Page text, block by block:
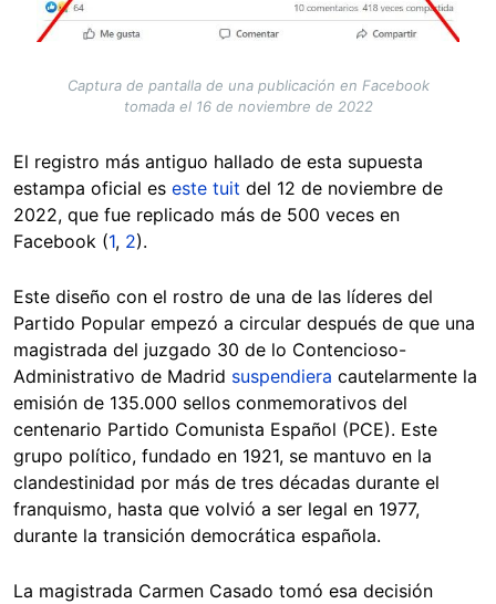
Captura de pantalla de una publicación en Facebook
tomada el 16 de noviembre de 2022
El registro más antiguo hallado de esta supuesta
estampa oficial es este tuit del 12 de noviembre de
2022, que fue replicado más de 500 veces en
Facebook (1, 2).
Este diseño con el rostro de una de las líderes del
Partido Popular empezó a circular después de que una
magistrada del juzgado 30 de lo Contencioso-
Administrativo de Madrid suspendiera cautelarmente la
emisión de 135.000 sellos conmemorativos del
centenario Partido Comunista Español (PCE). Este
grupo político, fundado en 1921, se mantuvo en la
clandestinidad por más de tres décadas durante el
franquismo, hasta que volvió a ser legal en 1977,
durante la transición democrática española.
La magistrada Carmen Casado tomó esa decisión